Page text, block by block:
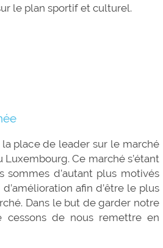
sur le plan sportif et culturel.
place de leader sur le marché
Ce marché s’étant
sommes d’autant plus motivés
afin d’être le plus
Dans le but de garder notre
cessons de nous remettre en